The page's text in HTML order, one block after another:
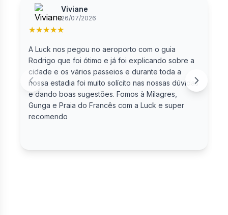
Viviane
26/07/2026
★★★★★
A Luck nos pegou no aeroporto com o guia
Rodrigo que foi ótimo e já foi explicando sobre a
cidade e os vários passeios e durante toda a
nossa estadia foi muito solícito nas nossas dúvidas
e dando boas sugestões. Fomos à Milagres,
Gunga e Praia do Francês com a Luck e super
recomendo